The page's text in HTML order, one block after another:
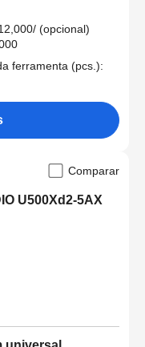
(opcional)
ferramenta (pcs.):
Comparar
U500Xd2-5AX